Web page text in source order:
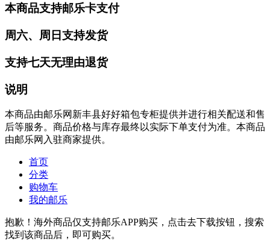
本商品支持邮乐卡支付
周六、周日支持发货
支持七天无理由退货
说明
本商品由邮乐网新丰县好好箱包专柜提供并进行相关配送和售
后等服务。商品价格与库存最终以实际下单支付为准。本商品
由邮乐网入驻商家提供。
首页
分类
购物车
我的邮乐
抱歉！海外商品仅支持邮乐APP购买，点击去下载按钮，搜索
找到该商品后，即可购买。